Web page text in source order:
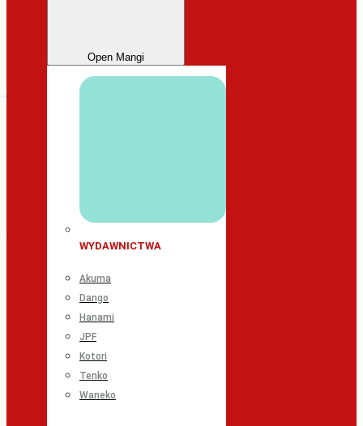
Open Mangi
WYDAWNICTWA
Akuma
Dango
Hanami
JPF
Kotori
Tenko
Waneko